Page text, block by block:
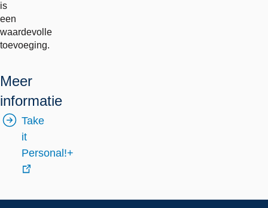
is
een
waardevolle
toevoeging.
Meer
informatie
Take
it
Personal!+
link